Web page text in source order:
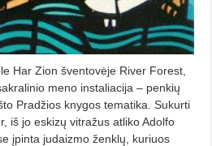
Har Zion šventovėje River Forest,
meno instaliacija – penkių
Pradžios kny­gos tematika. Sukurti
iš jo eskizų vitražus atliko Adolfo
įpinta judaiz­mo ženklų, kuriuos